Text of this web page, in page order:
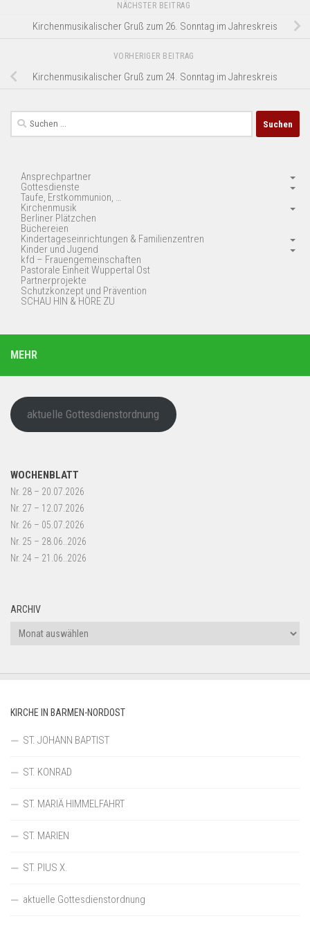
NÄCHSTER BEITRAG
Kirchenmusikalischer Gruß zum 26. Sonntag im Jahreskreis
VORHERIGER BEITRAG
Kirchenmusikalischer Gruß zum 24. Sonntag im Jahreskreis
Suchen
nach:
Ansprechpartner
Gottesdienste
Taufe, Erstkommunion, …
Kirchenmusik
Berliner Plätzchen
Büchereien
Kindertageseinrichtungen & Familienzentren
Kinder und Jugend
kfd – Frauengemeinschaften
Pastorale Einheit Wuppertal Ost
Partnerprojekte
Schutzkonzept und Prävention
SCHAU HIN & HÖRE ZU
MEHR
aktuelle Gottesdienstordnung
WOCHENBLATT
Nr. 28 – 20.07.2026
Nr. 27 – 12.07.2026
Nr. 26 – 05.07.2026
Nr. 25 – 28.06..2026
Nr. 24 – 21.06..2026
ARCHIV
Archiv
KIRCHE IN BARMEN-NORDOST
ST. JOHANN BAPTIST
ST. KONRAD
ST. MARIÄ HIMMELFAHRT
ST. MARIEN
ST. PIUS X.
aktuelle Gottesdienstordnung